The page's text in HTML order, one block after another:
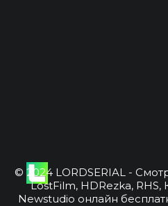
© 2024 LORDSERIAL -
LostFilm, HDRezka, RHS,
Newstudio онлайн